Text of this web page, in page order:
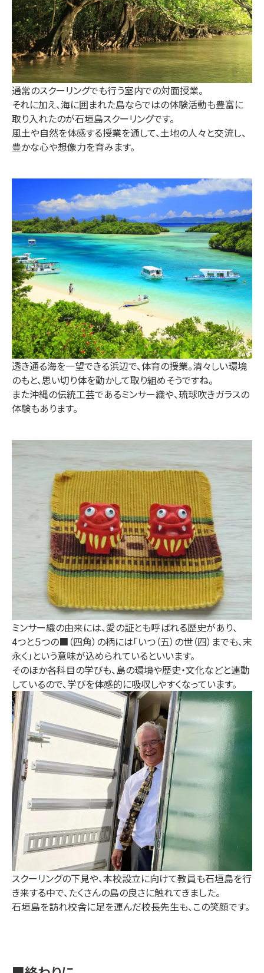
通常のスクーリングでも行う室内での対面授業。
それに加え、海に囲まれた島ならではの体験活動も豊富に
取り入れたのが石垣島スクーリングです。
風土や自然を体感する授業を通して、土地の人々と交流し、
豊かな心や想像力を育みます。
透き通る海を一望できる浜辺で、体育の授業。清々しい環境
のもと、思い切り体を動かして取り組めそうですね。
また沖縄の伝統工芸であるミンサー織や、琉球吹きガラスの
体験もあります。
ミンサー織の由来には、愛の証とも呼ばれる歴史があり、
4つと５つの■（四角）の柄には「いつ（五）の世（四）までも、末
永く」という意味が込められているといいます。
そのほか各科目の学びも、島の環境や歴史・文化などと連動
しているので、学びを体感的に吸収しやすくなっています。
スクーリングの下見や、本校設立に向けて教員も石垣島を行
き来する中で、たくさんの島の良さに触れてきました。
石垣島を訪れ校舎に足を運んだ校長先生も、この笑顔です。